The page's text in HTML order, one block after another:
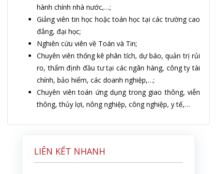
LIÊN KẾT NHANH
hành chính nhà nước,…;
Giảng viên tin học hoặc toán học tại các trường cao
đẳng, đại học;
Nghiên cứu viên về Toán và Tin;
Chuyên viên thống kê phân tích, dự báo, quản trị rủi
ro, thẩm định đầu tư tại các ngân hàng, công ty tài
chính, bảo hiểm, các doanh nghiệp,…;
Chuyên viên toán ứng dụng trong giao thông, viễn
thông, thủy lợi, nông nghiệp, công nghiệp, y tế,…